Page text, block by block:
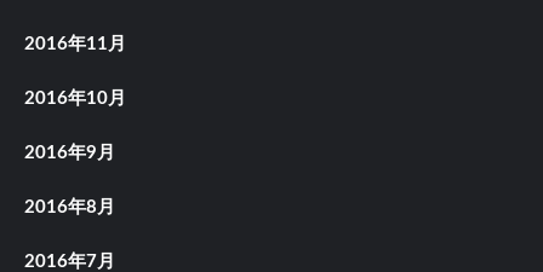
2016年11月
2016年10月
2016年9月
2016年8月
2016年7月